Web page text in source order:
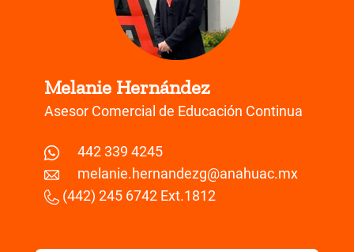
Melanie Hernández
Asesor Comercial de Educación Continua
442 339 4245
melanie.hernandezg@anahuac.mx
(442) 245 6742 Ext.1812